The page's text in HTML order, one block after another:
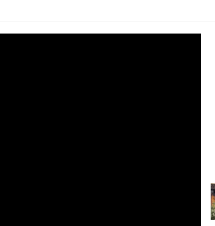
Konsumi i ulët i sheqerit për fëmijët...